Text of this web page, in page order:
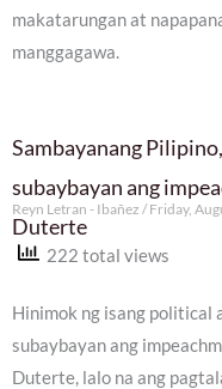
makatarungan at
manggagawa.
Sambayanang
subaybayan ang
Duterte
Reyn Letran - Ibañez Friday,
222 total views
Hinimok ng isang political
subaybayan ang
Duterte, lalo na ang